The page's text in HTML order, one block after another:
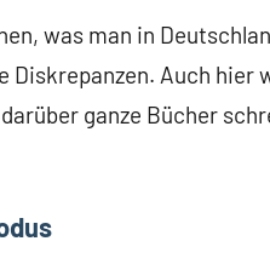
was man in
Diskrepanzen. Auch hier
ganze Bücher